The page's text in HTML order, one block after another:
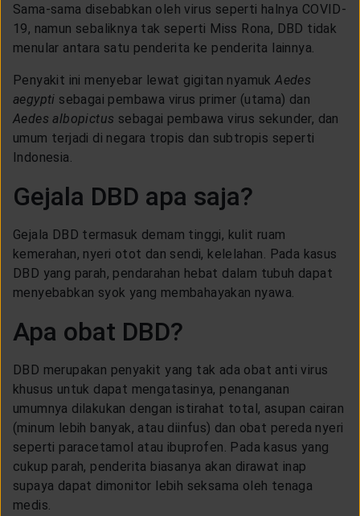
Sama-sama disebabkan oleh virus seperti halnya COVID-
19, namun sebaliknya tak seperti Miss Rona, DBD tidak
menular antara satu penderita ke penderita lainnya.
Penyakit ini menyebar lewat gigitan nyamukAedes
aegypti sebagai pembawa virus primer (utama) dan
Aedes albopictus sebagai pembawa virus sekunder, dan
umum terjadi di negara tropis dan subtropis seperti
Indonesia.
Gejala DBD apa saja?
Gejala DBD termasuk demam tinggi, kulit ruam
kemerahan, nyeri otot dan sendi, kelelahan. Pada kasus
DBD yang parah, pendarahan hebat dalam tubuh dapat
menyebabkan syok yang membahayakan nyawa.
Apa obat DBD?
DBD merupakan penyakit yang tak ada obat anti virus
khusus untuk dapat mengatasinya, penanganan
umumnya dilakukan dengan istirahat total, asupan cairan
(minum lebih banyak, atau diinfus) dan obat pereda nyeri
seperti paracetamol atau ibuprofen. Pada kasus yang
cukup parah, penderita biasanya akan dirawat inap
supaya dapat dimonitor lebih seksama oleh tenaga
medis.
ARTIKEL DAN BERITA
TENTANG GENERALI
ACARA
KEAGENAN